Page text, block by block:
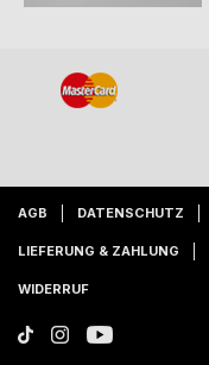
AGB DATENSCHUTZ
LIEFERUNG & ZAHLUNG
WIDERRUF